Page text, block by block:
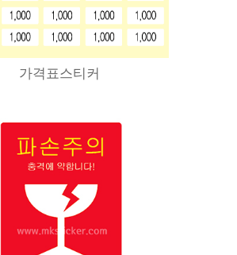
가격표스티커